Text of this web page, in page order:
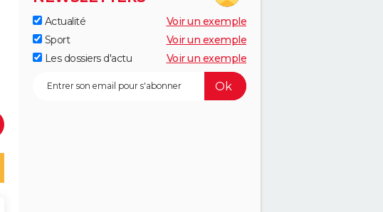
Actualité
Voir un exemple
Sport
Voir un exemple
Les dossiers d'actu
Voir un exemple